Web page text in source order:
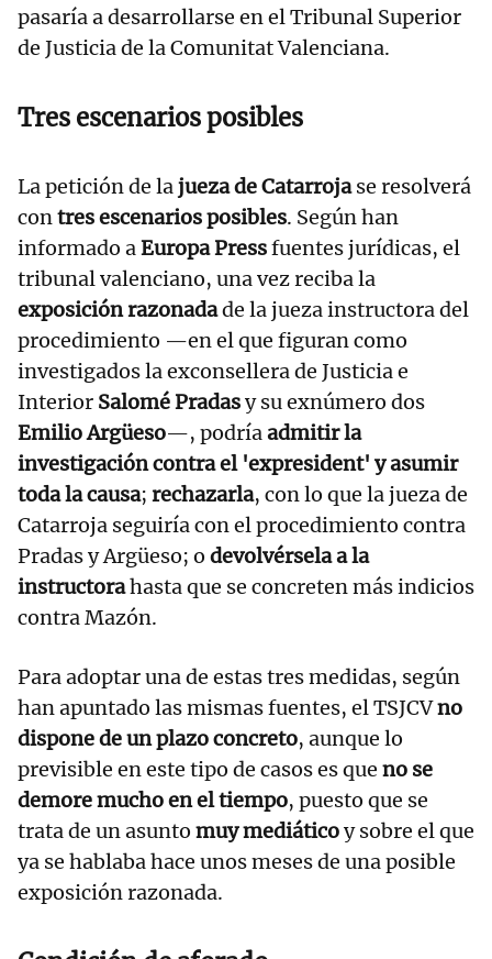
pasaría a desarrollarse en el Tribunal Superior
de Justicia de la Comunitat Valenciana.
Tres escenarios posibles
La petición de lajueza de Catarrojase resolverá
contres escenarios posibles. Según han
informado aEuropa Pressfuentes jurídicas, el
tribunal valenciano, una vez reciba la
exposición razonadade la jueza instructora del
procedimiento —en el que figuran como
investigados la exconsellera de Justicia e
Interior Salomé Pradasy su exnúmero dos
Emilio Argüeso—, podríaadmitir la
investigación contra el 'expresident' y asumir
toda la causa; rechazarla, con lo que la jueza de
Catarroja seguiría con el procedimiento contra
Pradas y Argüeso; o devolvérsela a la
instructorahasta que se concreten más indicios
contra Mazón.
Para adoptar una de estas tres medidas, según
han apuntado las mismas fuentes, el TSJCVno
dispone de un plazo concreto, aunque lo
previsible en este tipo de casos es que no se
demore mucho en el tiempo, puesto que se
trata de un asunto muy mediáticoy sobre el que
ya se hablaba hace unos meses de una posible
exposición razonada.